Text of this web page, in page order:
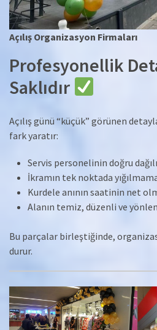
Açılış Organizasyon Firmaları
Profesyonellik
Saklıdır
Açılış günü “küçük” görünen
fark yaratır:
Servis personelinin doğru
İkramın tek noktada
Kurdele anının saatinin net
Alanın temiz, düzenli ve
Bu parçalar birleştiğinde,
durur.